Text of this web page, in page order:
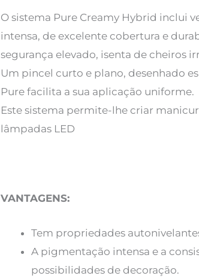
O sistema Pure Creamy Hybrid inclui
intensa, de excelente cobertura e
segurança elevado, isenta de cheiros
Um pincel curto e plano, desenhado
Pure facilita a sua aplicação uniforme.
Este sistema permite-lhe criar
lâmpadas LED
VANTAGENS:
Tem propriedades
A pigmentação intensa e a
possibilidades de decoração.